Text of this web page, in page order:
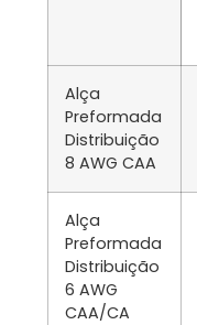
Alça
Preformada
Distribuição
8 AWG CAA
Alça
Preformada
Distribuição
6 AWG
CAA/CA